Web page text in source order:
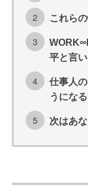
これら
平と言い
仕事人
うにな
次はあ